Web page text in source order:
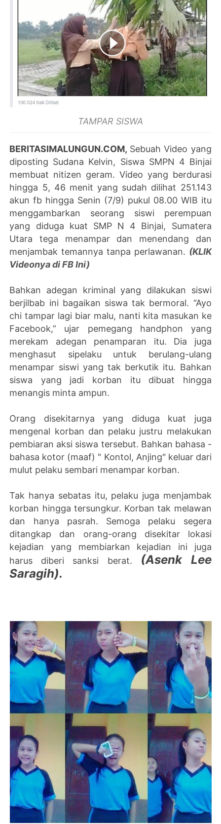
TAMPAR SISWA
BERITASIMALUNGUN.COM, Sebuah Video yang
diposting Sudana Kelvin, Siswa SMPN 4 Binjai
membuat nitizen geram. Video yang berdurasi
hingga 5, 46 menit yang sudah dilihat 251.143
akun fb hingga Senin (7/9) pukul 08.00 WIB itu
menggambarkan seorang siswi perempuan
yang diduga kuat SMP N 4 Binjai, Sumatera
Utara tega menampar dan menendang dan
menjambak temannya tanpa perlawanan. (KLIK
Videonya di FB Ini)
Bahkan adegan kriminal yang dilakukan siswi
berjilbab ini bagaikan siswa tak bermoral. “Ayo
chi tampar lagi biar malu, nanti kita masukan ke
Facebook,” ujar pemegang handphon yang
merekam adegan penamparan itu. Dia juga
menghasut sipelaku untuk berulang-ulang
menampar siswi yang tak berkutik itu. Bahkan
siswa yang jadi korban itu dibuat hingga
menangis minta ampun.
Orang disekitarnya yang diduga kuat juga
mengenal korban dan pelaku justru melakukan
pembiaran aksi siswa tersebut. Bahkan bahasa -
bahasa kotor (maaf) " Kontol, Anjing" keluar dari
mulut pelaku sembari menampar korban.
Tak hanya sebatas itu, pelaku juga menjambak
korban hingga tersungkur. Korban tak melawan
dan hanya pasrah. Semoga pelaku segera
ditangkap dan orang-orang disekitar lokasi
kejadian yang membiarkan kejadian ini juga
harus diberi sanksi berat.
(Asenk Lee
Saragih).